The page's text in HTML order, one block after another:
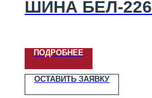
ШИНА БЕЛ-226
ПОДРОБНЕЕ
ОСТАВИТЬ ЗАЯВКУ